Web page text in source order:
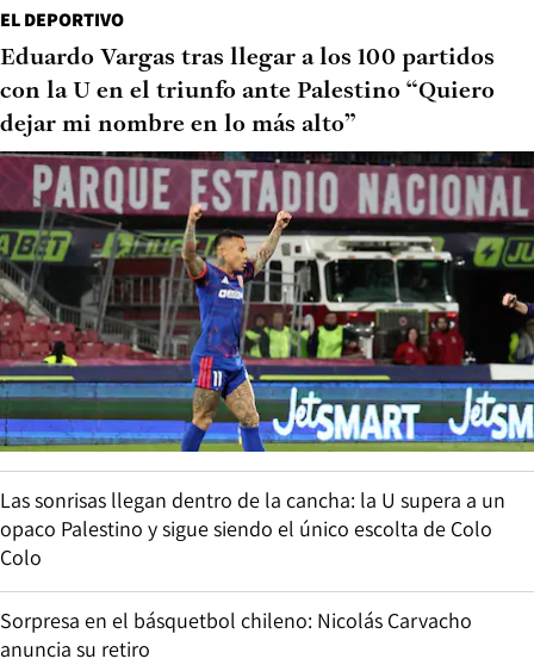
EL DEPORTIVO
Eduardo Vargas tras llegar a los 100 partidos
con la U en el triunfo ante Palestino “Quiero
dejar mi nombre en lo más alto”
Las sonrisas llegan dentro de la cancha: la U supera a un
opaco Palestino y sigue siendo el único escolta de Colo
Colo
Sorpresa en el básquetbol chileno: Nicolás Carvacho
anuncia su retiro